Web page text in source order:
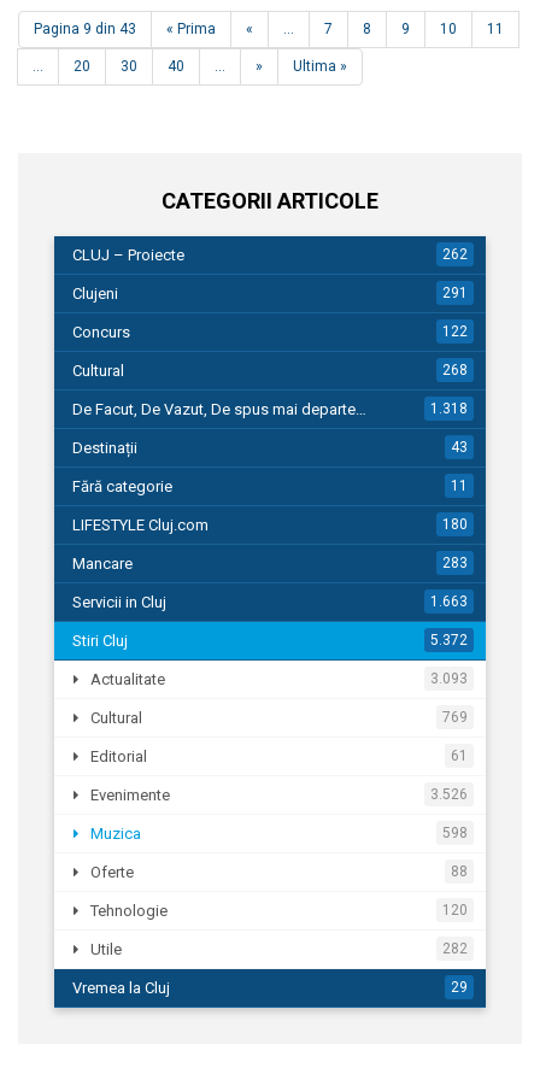
Pagina 9 din 43 « Prima « ... 7 8 9 10 11
... 20 30 40 ... » Ultima »
CATEGORII ARTICOLE
CLUJ – Proiecte 262
Clujeni 291
Concurs 122
Cultural 268
De Facut, De Vazut, De spus mai departe… 1.318
Destinații 43
Fără categorie 11
LIFESTYLE Cluj.com 180
Mancare 283
Servicii in Cluj 1.663
Stiri Cluj 5.372
Actualitate 3.093
Cultural 769
Editorial 61
Evenimente 3.526
Muzica 598
Oferte 88
Tehnologie 120
Utile 282
Vremea la Cluj 29